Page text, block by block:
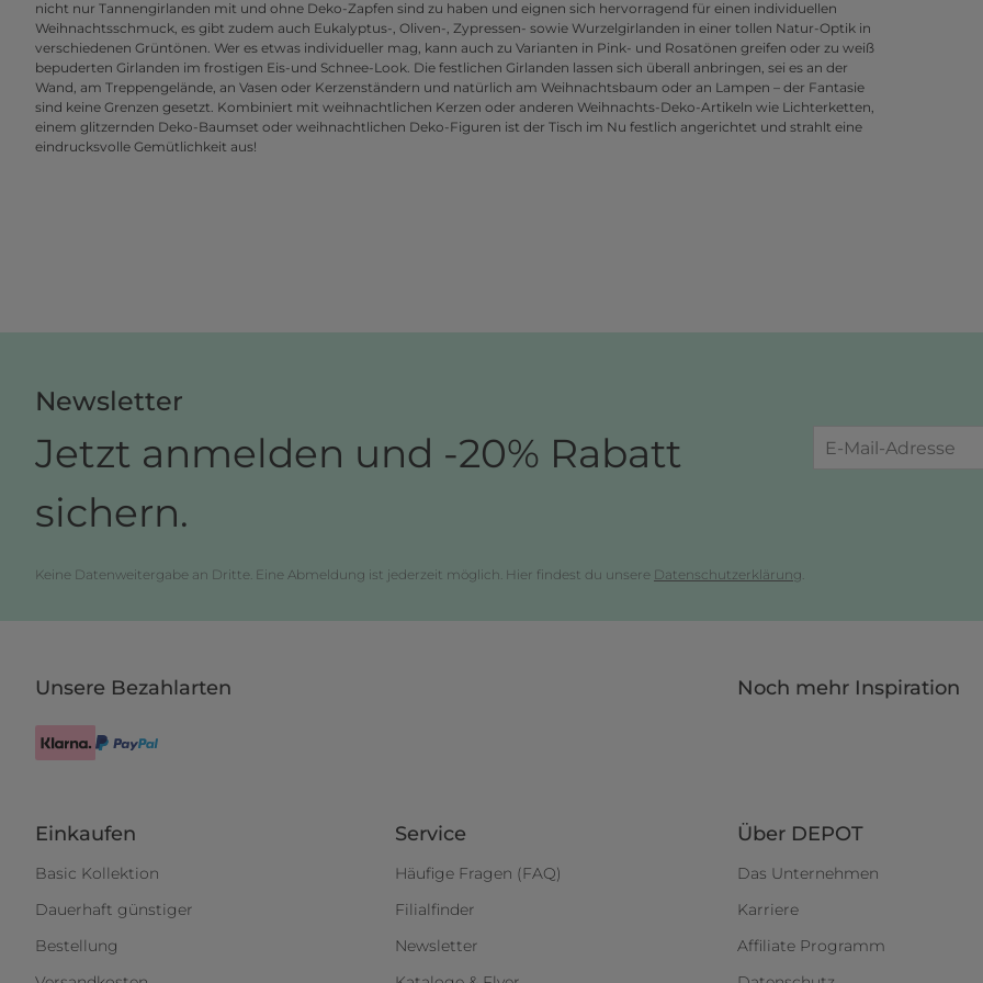
nicht nur Tannengirlanden mit und ohne Deko-Zapfen sind zu haben und eignen sich hervorragend für einen individuellen
Weihnachtsschmuck, es gibt zudem auch Eukalyptus-, Oliven-, Zypressen- sowie Wurzelgirlanden in einer tollen Natur-Optik in
verschiedenen Grüntönen. Wer es etwas individueller mag, kann auch zu Varianten in Pink- und Rosatönen greifen oder zu weiß
bepuderten Girlanden im frostigen Eis-und Schnee-Look. Die festlichen Girlanden lassen sich überall anbringen, sei es an der
Wand, am Treppengelände, an Vasen oder Kerzenständern und natürlich am Weihnachtsbaum oder an Lampen – der Fantasie
sind keine Grenzen gesetzt. Kombiniert mit weihnachtlichen Kerzen oder anderen Weihnachts-Deko-Artikeln wie Lichterketten,
einem glitzernden Deko-Baumset oder weihnachtlichen Deko-Figuren ist der Tisch im Nu festlich angerichtet und strahlt eine
eindrucksvolle Gemütlichkeit aus!
Newsletter
Jetzt anmelden und -20% Rabatt
sichern.
Keine Datenweitergabe an Dritte. Eine Abmeldung ist jederzeit möglich. Hier findest du unsere Datenschutzerklärung
Unsere Bezahlarten Noch mehr Inspiration
Einkaufen
Basic Kollektion
Dauerhaft günstiger
Bestellung
Service
Häufige Fragen (FAQ)
Filialfinder
Newsletter
Über DEPOT
Das Unternehmen
Karriere
Affiliate Programm